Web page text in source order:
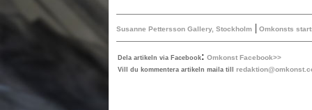
Susanne Pettersson Gallery, Stockholm | Omkonsts
Dela artikeln via Facebook: Omkonst Facebook>>
Vill du kommentera artikeln maila till